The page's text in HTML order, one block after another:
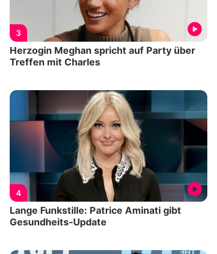
3
Herzogin Meghan spricht auf Party über
Treffen mit Charles
4
Lange Funkstille: Patrice Aminati gibt
Gesundheits-Update